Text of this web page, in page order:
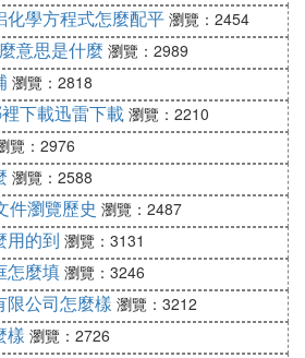
、B等16分、C等12分、D等8
分各20分。
現，具體為：語文、數學、英
，滿分各150分；物理為：A捲
滿分70分；化學為：成績×5
滿分50分。
史、生物、地理的畢業成績等
分、C等12分、D等8分計入升
。升學成績滿分為700分。物
成績時，均保留小數，總分合成
辦法，不保留小數。
學方程式怎麼配平 瀏覽：2454
意思是什麼 瀏覽：2989
瀏覽：2818
下載迅雷下載 瀏覽：2210
覽：2976
瀏覽：2588
件瀏覽歷史 瀏覽：2487
用的到 瀏覽：3131
怎麼填 瀏覽：3246
限公司怎麼樣 瀏覽：3212
樣 瀏覽：2726